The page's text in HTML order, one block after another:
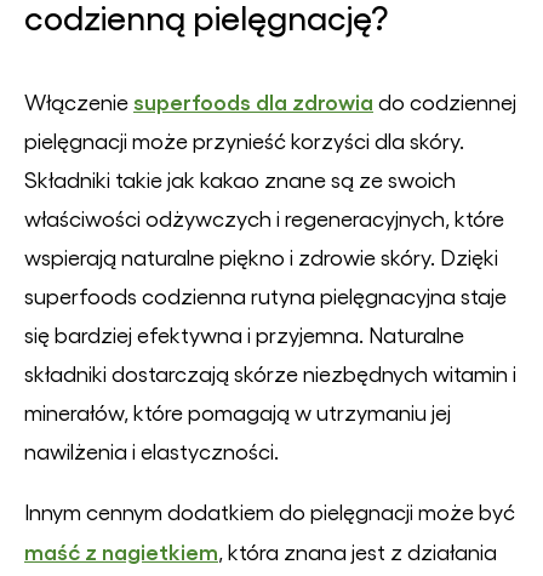
codzienną pielęgnację?
Włączenie superfoods dla zdrowia do codziennej
pielęgnacji może przynieść korzyści dla skóry.
Składniki takie jak kakao znane są ze swoich
właściwości odżywczych i regeneracyjnych, które
wspierają naturalne piękno i zdrowie skóry. Dzięki
superfoods codzienna rutyna pielęgnacyjna staje
się bardziej efektywna i przyjemna. Naturalne
składniki dostarczają skórze niezbędnych witamin i
minerałów, które pomagają w utrzymaniu jej
nawilżenia i elastyczności.
Innym cennym dodatkiem do pielęgnacji może być
maść z nagietkiem , która znana jest z działania